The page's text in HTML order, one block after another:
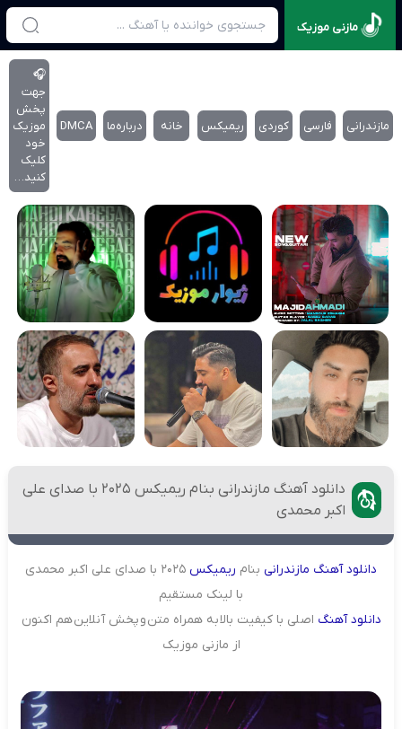
مازنی موزیک
مازندرانی فارسی کوردی ریمیکس خانه درباره‌‌ما DMCA
🎧
جهت
پخش
موزیک
خود
کلیک
کنید…
دانلود آهنگ مازندرانی بنام ریمیکس 2025 با صدای علی
اکبر محمدی
دانلودآهنگ مازندرانی بنام ریمیکس
2025 با صدای علی اکبر محمدی
با لینک مستقیم
دانلود آهنگ اصلی با کیفیت بالا به همراه متن و پخش آنلاین هم اکنون
از مازنی موزیک